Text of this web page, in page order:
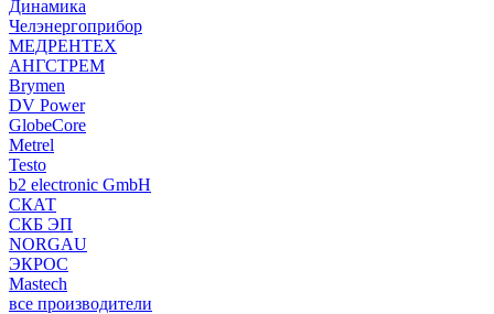
Динамика
Челэнергоприбор
МЕДРЕНТЕХ
АНГСТРЕМ
Brymen
DV Power
GlobeCore
Metrel
Testo
b2 electronic GmbH
СКАТ
СКБ ЭП
NORGAU
ЭКРОС
Mastech
все производители